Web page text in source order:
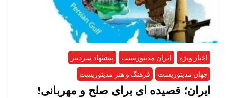
اخبار ویژه ایران مدیتوریست
پیشنهاد سردبیر
جهان مدیتوریست
فرهنگ و هنر مدیتوریست
ایران؛ قصیده ای برای صلح و مهربانی!